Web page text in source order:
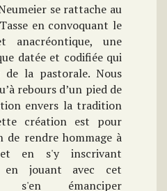
se rattache au
en convoquant le
anacréontique, une
datée et codifiée qui
de la pastorale. Nous
rebours d’un pied de
envers la tradition
création est pour
de rendre hommage à
en s'y inscrivant
en jouant avec cet
s'en émanciper